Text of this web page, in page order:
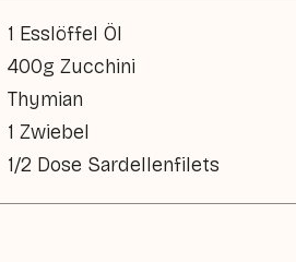
1 Esslöffel Öl
400g Zucchini
Thymian
1 Zwiebel
1/2 Dose Sardellenfilets